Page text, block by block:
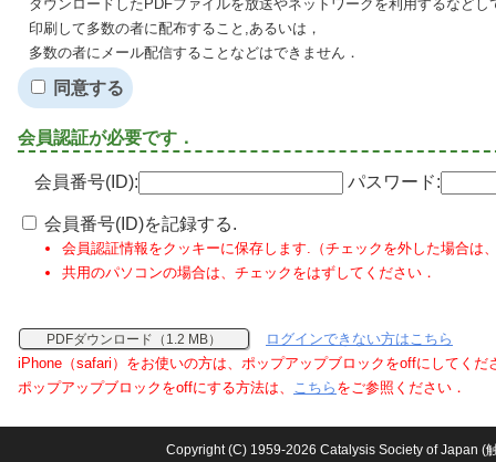
ダウンロードしたPDFファイルを放送やネットワークを利用するなど
印刷して多数の者に配布すること,あるいは，
多数の者にメール配信することなどはできません．
同意する
会員認証が必要です．
会員番号(ID): パスワード:
会員番号(ID)を記録する.
会員認証情報をクッキーに保存します.（チェックを外した場合は
共用のパソコンの場合は、チェックをはずしてください．
PDFダウンロード（1.2 MB）
ログインできない方はこちら
iPhone（safari）をお使いの方は、ポップアップブロックをoffにしてくだ
ポップアップブロックをoffにする方法は、 こちら をご参照ください．
Copyright (C) 1959-2026 Catalysis Society of Japan (